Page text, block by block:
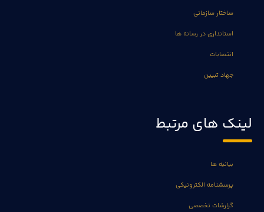
ساختار سازمانی
استانداری در رسانه ها
انتصابات
جهاد تبیین
لینک های مرتبط
بیانیه ها
پرسشنامه الکترونیکی
گزارشات تخصصی